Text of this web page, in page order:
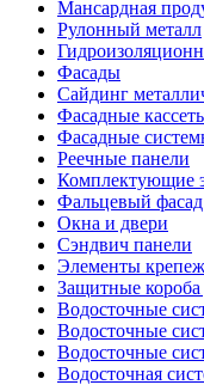
Мансардная
Рулонный металл
Фасады
Сайдинг
Фасадные
Фасадные
Реечные панели
Комплектующие
Фальцевый фасад
Окна и двери
Сэндвич панели
Элементы
Защитные
Водосточные
Водосточные
Водосточные
Водосточная